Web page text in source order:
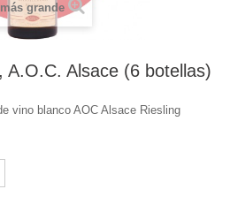
grande
A.O.C. Alsace (6 botellas)
vino blanco AOC Alsace Riesling